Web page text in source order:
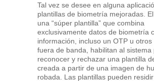
Tal vez se desee en alguna
plantillas de biometría mejoradas.
una “súper plantilla” que combina
exclusivamente datos de biometría
información, incluso un OTP u otros
fuera de banda, habilitan al sistema
reconocer y rechazar una plantilla
creada a partir de una imagen de
robada. Las plantillas pueden